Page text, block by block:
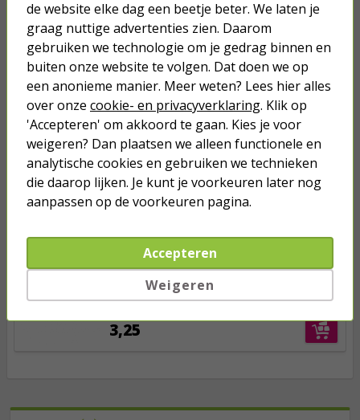
Anderen kochten ook...
Netwerkkabel | Cat6 S/FTP | 2
meter (100% koper, LSZH, Rood)
3,25
Netwerkkabel | Cat6 S/FTP | 1
meter (100% koper, LSZH, Blauw)
Netwerkkabel | Cat6 S/FTP | 2
meter (100% koper, LSZH, Groen)
3,25
de website elke dag een beetje beter. We laten je
graag nuttige advertenties zien. Daarom
gebruiken we technologie om je gedrag binnen en
buiten onze website te volgen. Dat doen we op
een anonieme manier. Meer weten? Lees hier alles
over onze cookie- en privacyverklaring. Klik op
'Accepteren' om akkoord te gaan. Kies je voor
weigeren? Dan plaatsen we alleen functionele en
analytische cookies en gebruiken we technieken
die daarop lijken. Je kunt je voorkeuren later nog
aanpassen op de voorkeuren pagina.
Accepteren
Weigeren